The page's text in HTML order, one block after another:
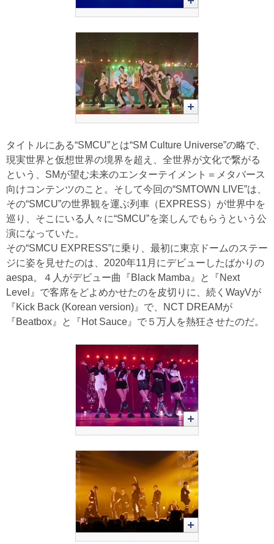
タイトルにある“SMCU”とは“SM Culture Universe”の略で、
現実世界と仮想世界の境界を超え、全世界が文化で繋がる
という、SMが望む未来のエンターテイメント＝メタバース
向けコンテンツのこと。そして今回の“SMTOWN LIVE”は、
その“SMCU”の世界観を運ぶ列車（EXPRESS）が世界中を
巡り、そこにいる人々に“SMCU”を楽しんでもらうという公
演になっていた。
その“SMCU EXPRESS”に乗り、最初に東京ドームのステー
ジに姿を見せたのは、2020年11月にデビューしたばかりの
aespa。４人がデビュー曲『Black Mamba』と『Next
Level』で客席をどよめかせたのを皮切りに、続くWayVが
『Kick Back (Korean version)』で、NCT DREAMが
『Beatbox』と『Hot Sauce』で５万人を熱狂させたのだ。